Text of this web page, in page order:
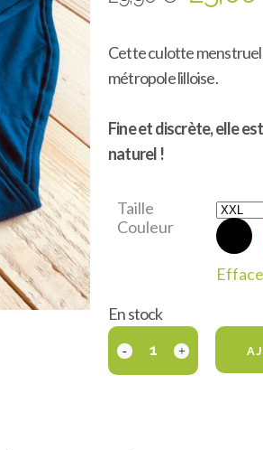
29,90
Cette culotte
métropole lilloise.
Fine et discrète, elle
naturel !
Taille
Couleur
En stock